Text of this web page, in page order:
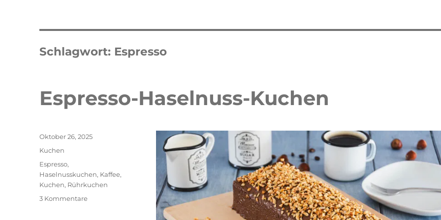
Schlagwort: Espresso
Espresso-Haselnuss-Kuchen
Veröffentlicht
Oktober 26, 2025
Kategorien
Kuchen
Schlagwörter
Espresso,
Haselnusskuchen, Kaffee,
Kuchen, Rührkuchen
3 Kommentarezu